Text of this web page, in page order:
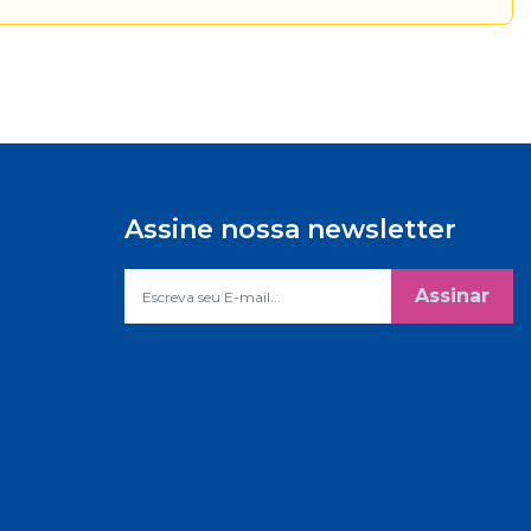
Assine nossa newsletter
Assinar